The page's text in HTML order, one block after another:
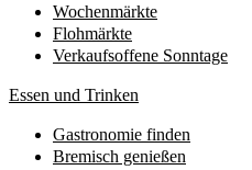
Wochenmärkte
Flohmärkte
Verkaufsoffene Sonntage
Essen und Trinken
Gastronomie finden
Bremisch genießen